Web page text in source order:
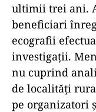
ultimii trei ani.
beneficiari
ecografii
investigații.
nu cuprind
de localități
pe organizatori